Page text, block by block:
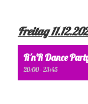
Freitag
R'n'R Dance
20:00 - 23:45